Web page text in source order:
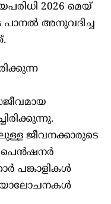
2026 മെയ്
പാനൽ അനുവദിച്ച
ജീവനക്കാരുടെ
പങ്കാളികൾ